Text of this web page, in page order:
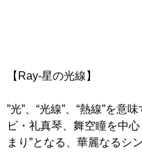
【Ray-星の光線】
”光”、“光線”、“熱線”を意
ビ・礼真琴、舞空瞳を中
まり”となる、華麗なるシ